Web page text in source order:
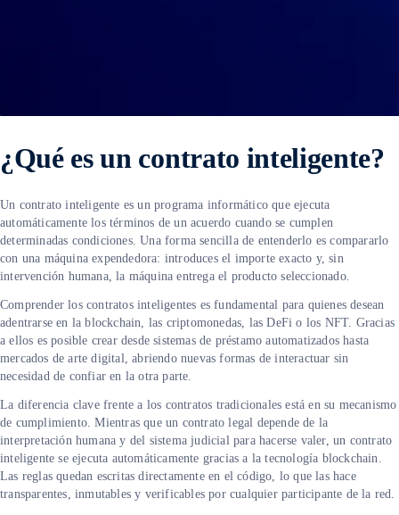
¿Qué es un contrato inteligente?
Un contrato inteligente es un programa informático que ejecuta
automáticamente los términos de un acuerdo cuando se cumplen
determinadas condiciones. Una forma sencilla de entenderlo es compararlo
con una máquina expendedora: introduces el importe exacto y, sin
intervención humana, la máquina entrega el producto seleccionado.
Comprender los contratos inteligentes es fundamental para quienes desean
adentrarse en la blockchain, las criptomonedas, las DeFi o los NFT. Gracias
a ellos es posible crear desde sistemas de préstamo automatizados hasta
mercados de arte digital, abriendo nuevas formas de interactuar sin
necesidad de confiar en la otra parte.
La diferencia clave frente a los contratos tradicionales está en su mecanismo
de cumplimiento. Mientras que un contrato legal depende de la
interpretación humana y del sistema judicial para hacerse valer, un contrato
inteligente se ejecuta automáticamente gracias a la tecnología blockchain.
Las reglas quedan escritas directamente en el código, lo que las hace
transparentes, inmutables y verificables por cualquier participante de la red.